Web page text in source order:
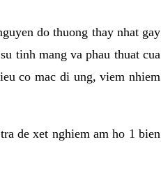
do thuong thay nhat gay
tinh mang va phau thuat cua
co mac di ung, viem nhiem
de xet nghiem am ho 1 bien